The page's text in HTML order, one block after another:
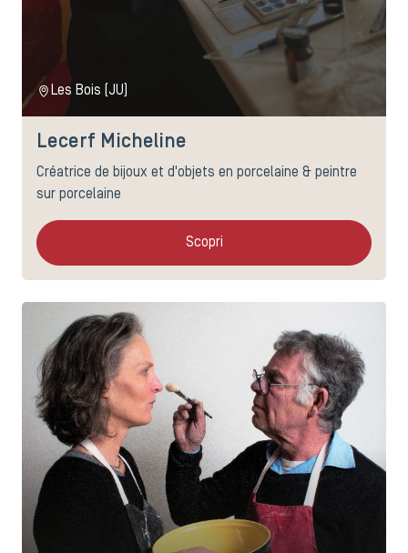
Les Bois (JU)
Lecerf Micheline
Créatrice de bijoux et d'objets en porcelaine & peintre
sur porcelaine
Scopri